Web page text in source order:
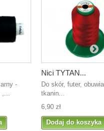
-
Nici TYTAN...
Do skór, futer,
tkanin...
6,90 zł
Dodaj do koszyka